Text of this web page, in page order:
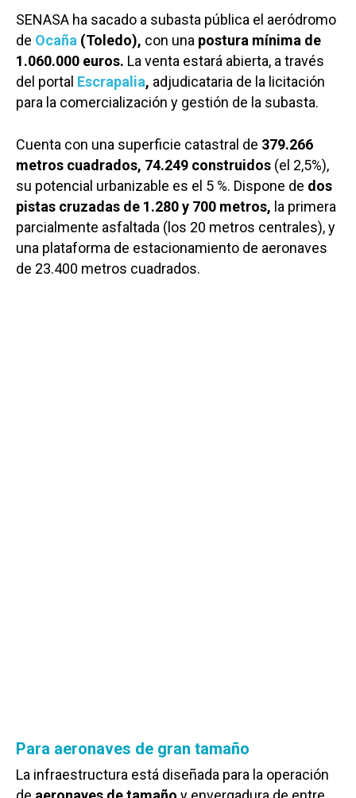
SENASA ha sacado a subasta pública el aeródromo
de Ocaña (Toledo), con una postura mínima de
1.060.000 euros. La venta estará abierta, a través
del portal Escrapalia, adjudicataria de la licitación
para la comercialización y gestión de la subasta.
Cuenta con una superficie catastral de 379.266
metros cuadrados, 74.249 construidos (el 2,5%),
su potencial urbanizable es el 5 %. Dispone de dos
pistas cruzadas de 1.280 y 700 metros, la primera
parcialmente asfaltada (los 20 metros centrales), y
una plataforma de estacionamiento de aeronaves
de 23.400 metros cuadrados.
Para aeronaves de gran tamaño
La infraestructura está diseñada para la operación